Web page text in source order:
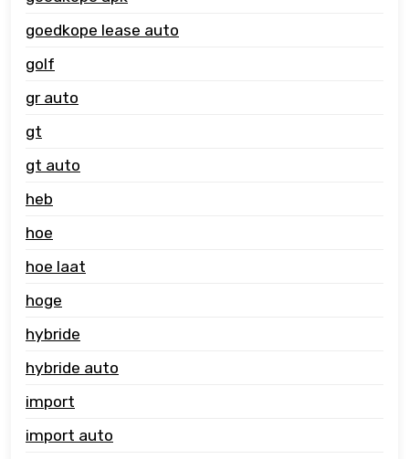
goedkope lease auto
golf
gr auto
gt
gt auto
heb
hoe
hoe laat
hoge
hybride
hybride auto
import
import auto